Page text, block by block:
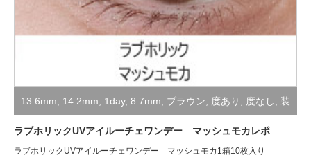
13.6mm 14.2mm 1day, 8.7mm ブラウン 度あり 度なし 装
着レポ
ラブホリックUVアイルーチェワンデー マッシュモカレポ
ラブホリックUVアイルーチェワンデー マッシュモカ1箱10枚入り